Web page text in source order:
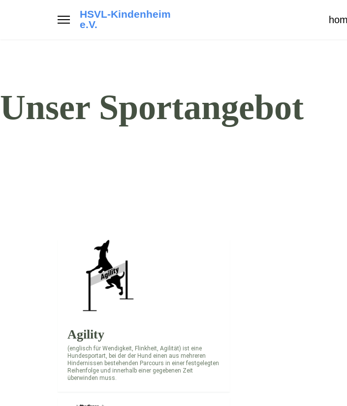
HSVL-Kindenheim
e.V.
Unser Sportangebot
Agility
(englisch für Wendigkeit, Flinkheit, Agilität) ist eine
Hundesportart, bei der der Hund einen aus mehreren
Hindernissen bestehenden Parcours in einer festgelegten
Reihenfolge und innerhalb einer gegebenen Zeit
überwinden muss.